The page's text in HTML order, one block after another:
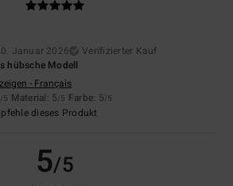
Januar 2026
Verifizierter Kauf
hübsche Modell
- Français
/5 Material: 5/5 Farbe: 5/5
dieses Produkt
5/5